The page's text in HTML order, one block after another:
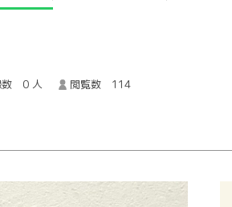
数 0 人 閲覧数 114